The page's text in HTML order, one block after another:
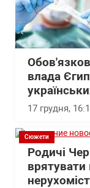
влада
17 грудня,
Сюжети
Родичі
врятувати